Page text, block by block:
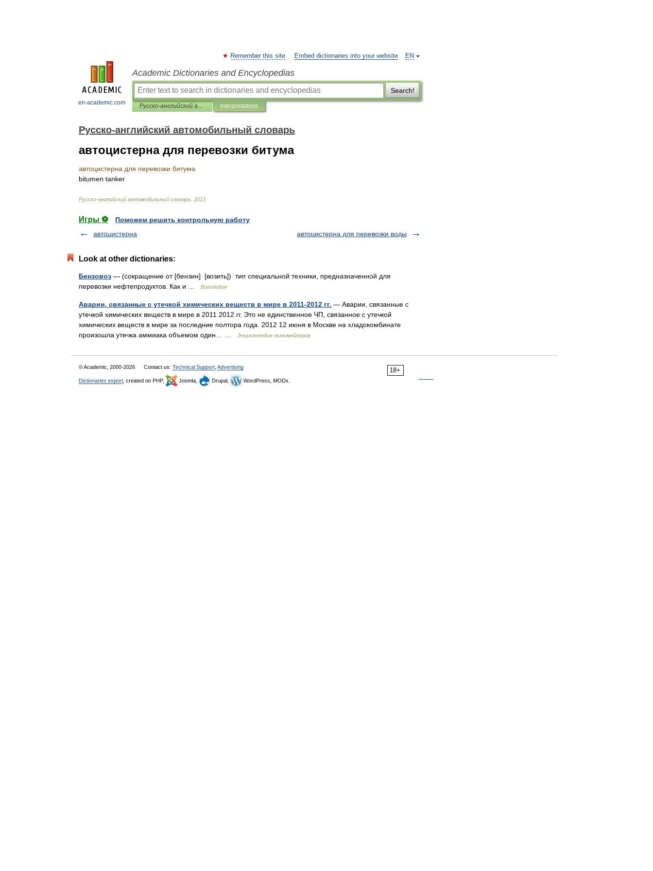
en-academic.com
EN
Remember this site Embed dictionaries into your website
Academic Dictionaries and Encyclopedias
Search!
Русско-английский автомобильный словарь Interpretations
Русско-английский автомобильный словарь
автоцистерна для перевозки битума
автоцистерна для перевозки битума
bitumen tanker
Русско-английский автомобильный словарь 2013
Игры ⚽
Поможем решить контрольную работу
автоцистерна
автоцистерна для перевозки воды
Look at other dictionaries:
Бензовоз — (сокращение от [бензин] [возить]) тип специальной техники, предназначенной для
перевозки нефтепродуктов. Как и …
Википедия
Аварии, связанные с утечкой химических веществ в мире в 2011-2012 гг. — Аварии, связанные с
утечкой химических веществ в мире в 2011 2012 гг. Это не единственное ЧП, связанное с утечкой
химических веществ в мире за последние полтора года. 2012 12 июня в Москве на хладокомбинате
произошла утечка аммиака объемом один… …
Энциклопедия ньюсмейкеров
18+
© Academic, 2000-2026 Contact us: Technical Support Advertising
Dictionaries export , created on PHP, Joomla, Drupal, WordPress, MODx.